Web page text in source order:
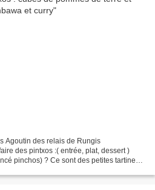
Agoutin des relais de Rungis
des pintxos :( entrée, plat, dessert )
pinchos) ? Ce sont des petites tartines